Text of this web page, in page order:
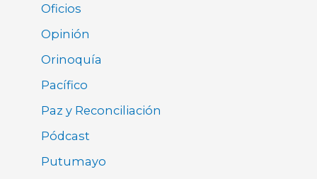
Oficios
Opinión
Orinoquía
Pacífico
Paz y Reconciliación
Pódcast
Putumayo